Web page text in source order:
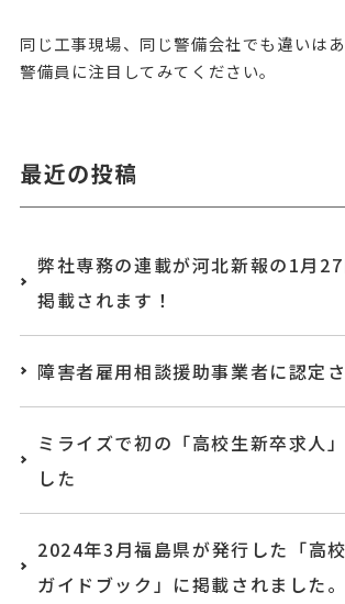
同じ工事現場、同じ警備会社でも違いはあ
警備員に注目してみてください。
最近の投稿
弊社専務の連載が河北新報の1月
掲載されます！
障害者雇用相談援助事業者に認定
ミライズで初の「高校生新卒求人
した
2024年3月福島県が発行した「高
ガイドブック」に掲載されました。